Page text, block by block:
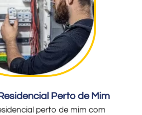
Perto de Mim
perto de mim com